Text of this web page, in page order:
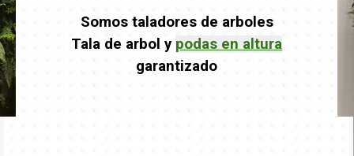
Somos taladores de arboles
Tala de arbol y podas en altura
garantizado